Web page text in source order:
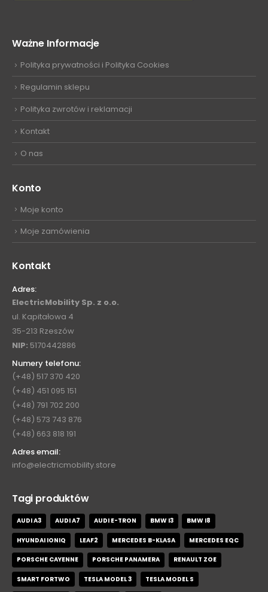
Ważne Informacje
Polityka prywatności i Polityka Cookies
Regulamin sklepu
Polityka zwrotów i reklamacji
Kontakt
O nas
Konto
Moje konto
Moje zamówienia
Kontakt
Adres:
ElectricMobility Sp. z o.o.
ul. Kapitałowa 4
35-213 Rzeszów
NIP: 5170442886
Numery telefonu:
(+48) 517 370 420
(+48) 451 095 151
(+48) 791 702 200
(+48) 573 743 876
(+48) 663 818 191
Adres email:
info@electricmobility.store
Tagi produktów
AUDI A3 AUDI A7 AUDI E-TRON BMW I3 BMW I8
HYUNDAI IONIQ LEAF2 MERCEDES B-KLASA MERCEDES EQC
PORSCHE CAYENNE PORSCHE PANAMERA RENAULT ZOE
SMART FORTWO TESLA MODEL 3 TESLA MODEL S